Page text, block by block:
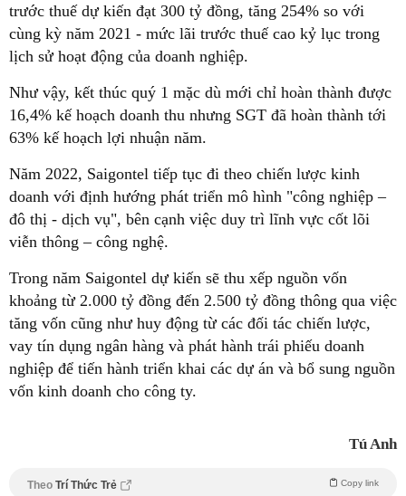
trước thuế dự kiến đạt 300 tỷ đồng, tăng 254% so với
cùng kỳ năm 2021 - mức lãi trước thuế cao kỷ lục trong
lịch sử hoạt động của doanh nghiệp.
Như vậy, kết thúc quý 1 mặc dù mới chỉ hoàn thành được
16,4% kế hoạch doanh thu nhưng SGT đã hoàn thành tới
63% kế hoạch lợi nhuận năm.
Năm 2022, Saigontel tiếp tục đi theo chiến lược kinh
doanh với định hướng phát triển mô hình "công nghiệp –
đô thị - dịch vụ", bên cạnh việc duy trì lĩnh vực cốt lõi
viễn thông – công nghệ.
Trong năm Saigontel dự kiến sẽ thu xếp nguồn vốn
khoảng từ 2.000 tỷ đồng đến 2.500 tỷ đồng thông qua việc
tăng vốn cũng như huy động từ các đối tác chiến lược,
vay tín dụng ngân hàng và phát hành trái phiếu doanh
nghiệp để tiến hành triển khai các dự án và bổ sung nguồn
vốn kinh doanh cho công ty.
Tú Anh
Theo Trí Thức Trẻ Copy link